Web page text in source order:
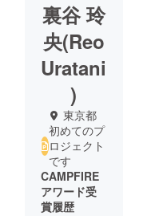
裏谷 玲
央(Reo
Uratani
)
東京都
初めてのプ
ロジェクト
です
CAMPFIRE
アワード受
賞履歴